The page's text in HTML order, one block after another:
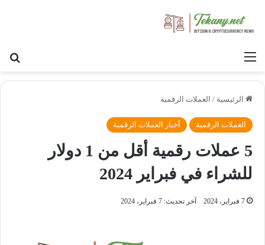
القائمة
الرئيسية / العملات الرقمية
العملات الرقمية أخبار العملات الرقمية
5 عملات رقمية أقل من 1 دولار
للشراء في فبراير 2024
7 فبراير، 2024 آخر تحديث: 7 فبراير، 2024